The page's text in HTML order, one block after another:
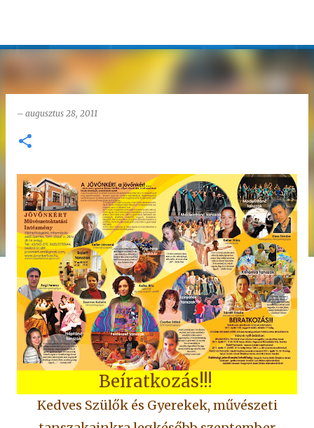
– augusztus 28, 2011
Beíratkozás!!!
Kedves Szülők és Gyerekek, művészeti